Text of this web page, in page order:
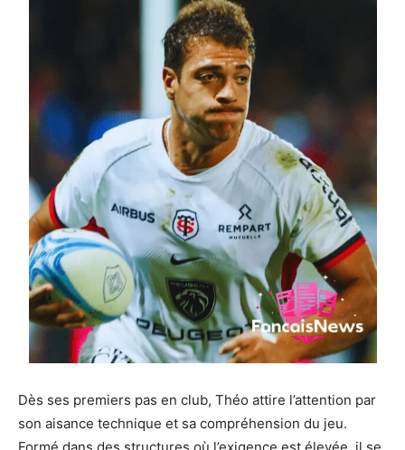
Dès ses premiers pas en club, Théo attire l’attention par
son aisance technique et sa compréhension du jeu.